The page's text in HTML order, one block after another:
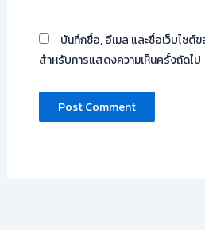
บันทึกชื่อ, อีเมล และชื่อเว็บไซต์
สำหรับการแสดงความเห็นครั้งถัดไป